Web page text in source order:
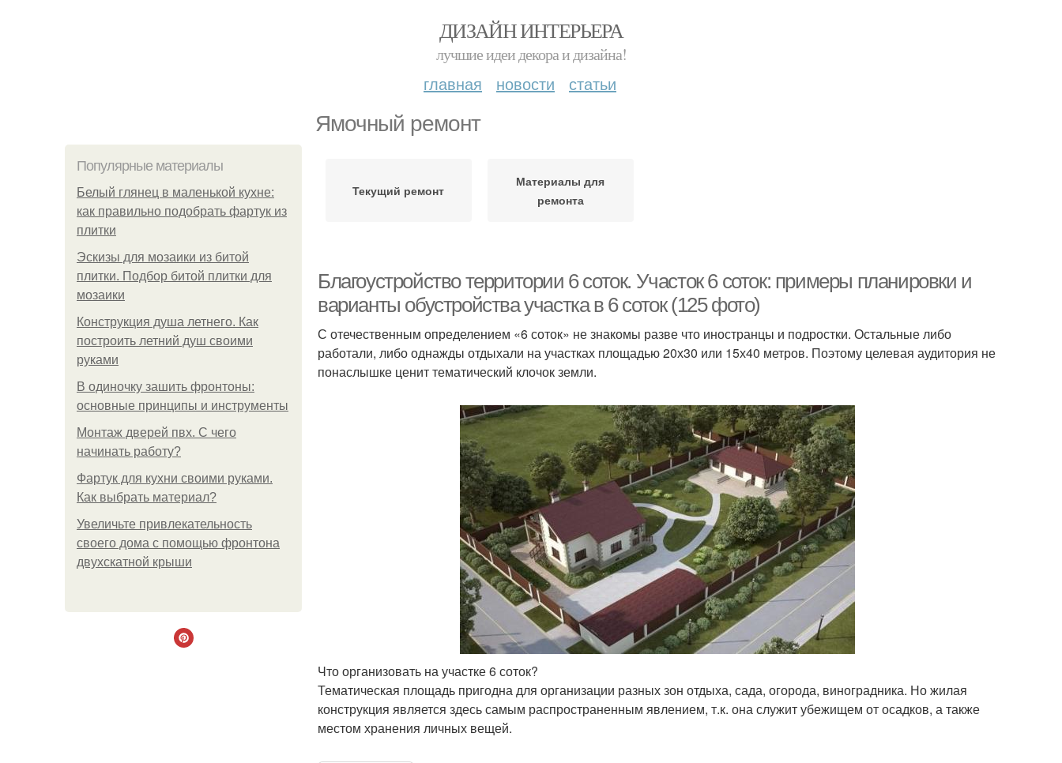
ДИЗАЙН ИНТЕРЬЕРА
лучшие идеи декора и дизайна!
главная новости статьи
Ямочный ремонт
Популярные материалы
Белый глянец в маленькой кухне:
как правильно подобрать фартук из
плитки
Эскизы для мозаики из битой
плитки. Подбор битой плитки для
мозаики
Конструкция душа летнего. Как
построить летний душ своими
руками
В одиночку зашить фронтоны:
основные принципы и инструменты
Монтаж дверей пвх. С чего
начинать работу?
Фартук для кухни своими руками.
Как выбрать материал?
Увеличьте привлекательность
своего дома с помощью фронтона
двухскатной крыши
Текущий ремонт
Материалы для
ремонта
Благоустройство территории 6 соток. Участок 6 соток: примеры планировки и
варианты обустройства участка в 6 соток (125 фото)
С отечественным определением «6 соток» не знакомы разве что иностранцы и подростки. Остальные либо
работали, либо однажды отдыхали на участках площадью 20х30 или 15х40 метров. Поэтому целевая аудитория не
понаслышке ценит тематический клочок земли.
Что организовать на участке 6 соток?
Тематическая площадь пригодна для организации разных зон отдыха, сада, огорода, виноградника. Но жилая
конструкция является здесь самым распространенным явлением, т.к. она служит убежищем от осадков, а также
местом хранения личных вещей.